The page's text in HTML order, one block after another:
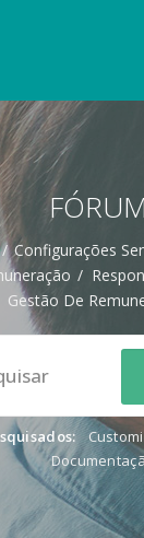
FÓRUM
/ Configurações
/
Gestão De